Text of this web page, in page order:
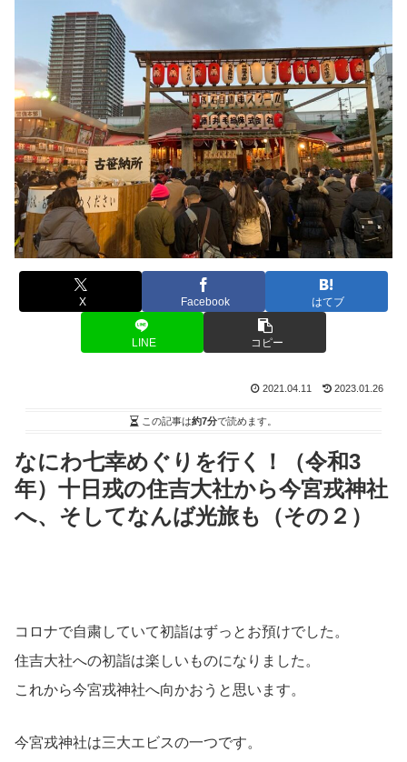
X Facebook はてブ
LINE コピー
2021.04.11 2023.01.26
この記事は約7分で読めます。
なにわ七幸めぐりを行く！（令和3
年）十日戎の住吉大社から今宮戎神社
へ、そしてなんば光旅も（その２）
コロナで自粛していて初詣はずっとお預けでした。
住吉大社への初詣は楽しいものになりました。
これから今宮戎神社へ向かおうと思います。
今宮戎神社は三大エビスの一つです。